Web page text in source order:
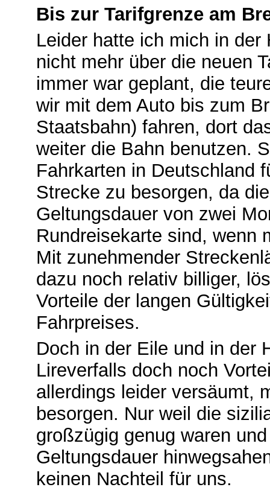
Bis zur Tarifgrenze am
Leider hatte ich mich in der
nicht mehr über die neuen
immer war geplant, die
wir mit dem Auto bis zum
Staatsbahn) fahren, dort
weiter die Bahn benutzen.
Fahrkarten in Deutschland
Strecke zu besorgen, da
Geltungsdauer von zwei
Rundreisekarte sind, wenn
Mit zunehmender
dazu noch relativ billiger,
Vorteile der langen
Fahrpreises.
Doch in der Eile und in der
Lireverfalls doch noch
allerdings leider versäumt,
besorgen. Nur weil die
großzügig genug waren
Geltungsdauer
keinen Nachteil für uns.